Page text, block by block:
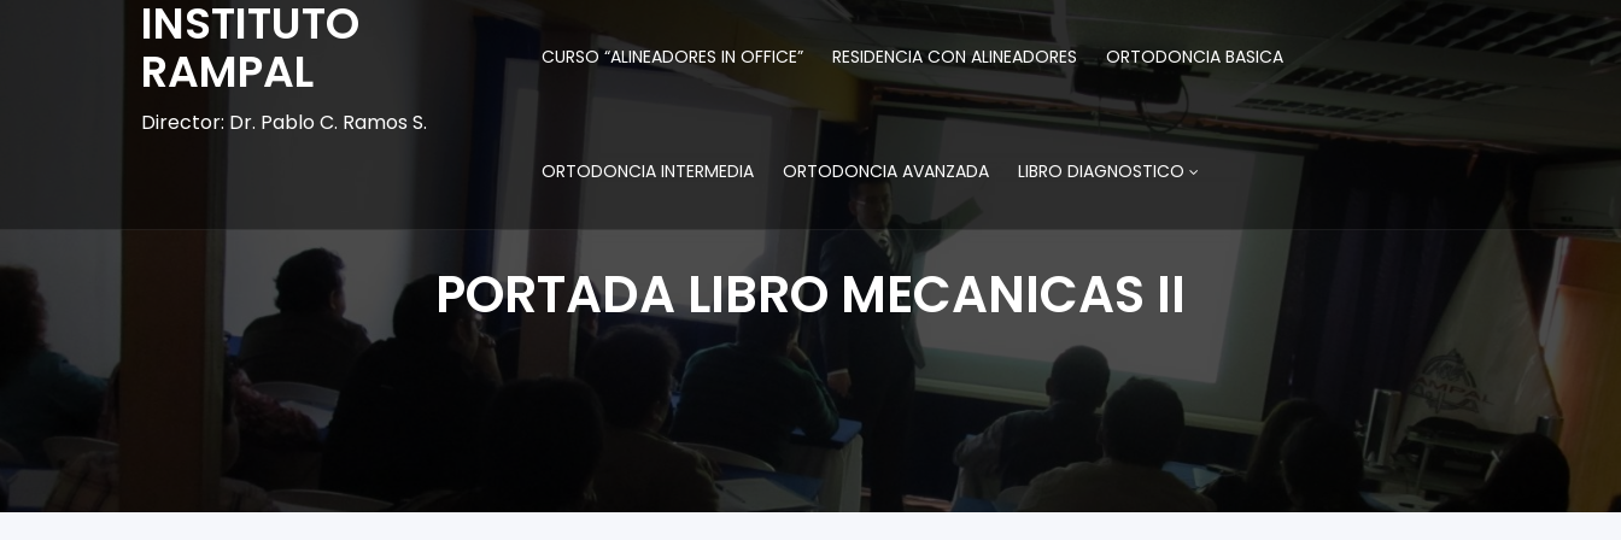
INSTITUTO
RAMPAL
Director: Dr. Pablo C. Ramos S.
CURSO “ALINEADORES IN OFFICE” RESIDENCIA CON ALINEADORES ORTODONCIA BASICA
ORTODONCIA INTERMEDIA ORTODONCIA AVANZADA LIBRO DIAGNOSTICO
PORTADA LIBRO MECANICAS II